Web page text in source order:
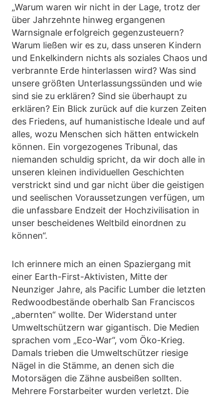
„Warum waren wir nicht in der Lage, trotz der
über Jahrzehnte hinweg ergangenen
Warnsignale erfolgreich gegenzusteuern?
Warum ließen wir es zu, dass unseren Kindern
und Enkelkindern nichts als soziales Chaos und
verbrannte Erde hinterlassen wird? Was sind
unsere größten Unterlassungssünden und wie
sind sie zu erklären? Sind sie überhaupt zu
erklären? Ein Blick zurück auf die kurzen Zeiten
des Friedens, auf humanistische Ideale und auf
alles, wozu Menschen sich hätten entwickeln
können. Ein vorgezogenes Tribunal, das
niemanden schuldig spricht, da wir doch alle in
unseren kleinen individuellen Geschichten
verstrickt sind und gar nicht über die geistigen
und seelischen Voraussetzungen verfügen, um
die unfassbare Endzeit der Hochzivilisation in
unser bescheidenes Weltbild einordnen zu
können“.
Ich erinnere mich an einen Spaziergang mit
einer Earth-First-Aktivisten, Mitte der
Neunziger Jahre, als Pacific Lumber die letzten
Redwoodbestände oberhalb San Franciscos
„abernten“ wollte. Der Widerstand unter
Umweltschützern war gigantisch. Die Medien
sprachen vom „Eco-War“, vom Öko-Krieg.
Damals trieben die Umweltschützer riesige
Nägel in die Stämme, an denen sich die
Motorsägen die Zähne ausbeißen sollten.
Mehrere Forstarbeiter wurden verletzt. Die